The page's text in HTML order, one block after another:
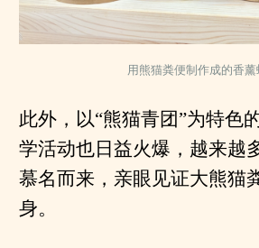
用熊猫粪便制作成的香薰
此外，以“熊猫青团”为特色
学活动也日益火爆，越来越
慕名而来，亲眼见证大熊猫
身。